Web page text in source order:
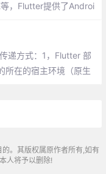
，Flutter提供了Androi
递方式：1，Flutter 部
所在的宿主环境（原生
。其版权属原作者所有,如有
人将予以删除!